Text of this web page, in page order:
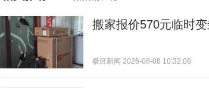
搬家报价570元临时
极目新闻 2026-08-08 10:32:08